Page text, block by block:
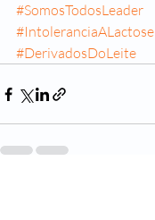
#SomosTodosLeader
#IntoleranciaALactose
#DerivadosDoLeite